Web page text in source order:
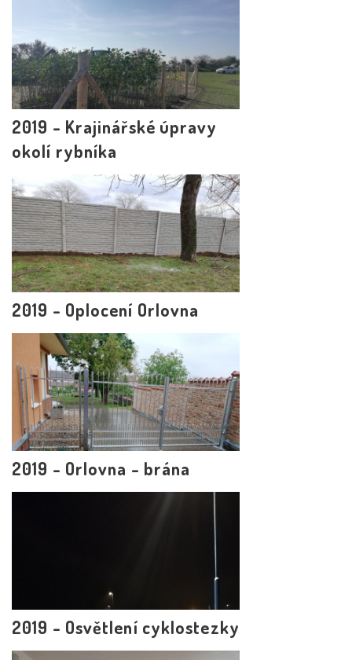
2019 - Krajinářské úpravy
okolí rybníka
2019 - Oplocení Orlovna
2019 - Orlovna - brána
2019 - Osvětlení cyklostezky